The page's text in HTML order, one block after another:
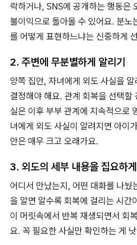
락하거나, SNS에 공개하는 행동은
불이익으로 돌아올 수 있어요. 분노
를 어떻게 표현하느냐는 신중하게
2. 주변에 무분별하게 알리기
양쪽 집안, 자녀에게 외도 사실을
결정해야 해요. 관계 회복을 선택할
실은 이후 부부 관계에 지속적으로
녀에게 외도 사실이 알려지면 아이
안은 매우 크고 오래가요.
3. 외도의 세부 내용을 집요하
어디서 만났는지, 어떤 대화를 나눴
을 알면 알수록 회복에 걸리는 시간
이 머릿속에서 반복 재생되면서 회
요. 꼭 필요한 사실만 확인하는 게